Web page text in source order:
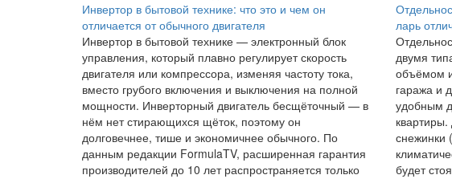
Инвертор в бытовой технике: что это и чем он
отличается от обычного двигателя
Инвертор в бытовой технике — электронный блок
управления, который плавно регулирует скорость
двигателя или компрессора, изменяя частоту тока,
вместо грубого включения и выключения на полной
мощности. Инверторный двигатель бесщёточный — в
нём нет стирающихся щёток, поэтому он
долговечнее, тише и экономичнее обычного. По
данным редакции FormulaTV, расширенная гарантия
производителей до 10 лет распространяется только
ларь
двумя
объёмом
гаража и
удобным
снежинки
будет